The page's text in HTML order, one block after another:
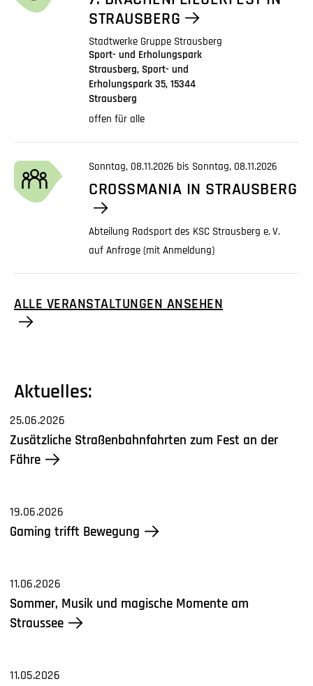
STRAUSBERG
Stadtwerke Gruppe Strausberg
Sport- und Erholungspark
Strausberg, Sport- und
Erholungspark 35, 15344
Strausberg
offen für alle
Sonntag, 08.11.2026 bis Sonntag, 08.11.2026
CROSSMANIA IN STRAUSBERG
Abteilung Radsport des KSC Strausberge. V.
auf Anfrage (mit Anmeldung)
ALLE VERANSTALTUNGEN ANSEHEN
Aktuelles:
25.06.2026
Zusätzliche Straßenbahnfahrten zum Fest an der
Fähre
19.06.2026
Gaming trifft Bewegung
11.06.2026
Sommer, Musik und magische Momente am
Straussee
11.05.2026